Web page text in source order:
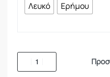
Λευκό Ερήμου